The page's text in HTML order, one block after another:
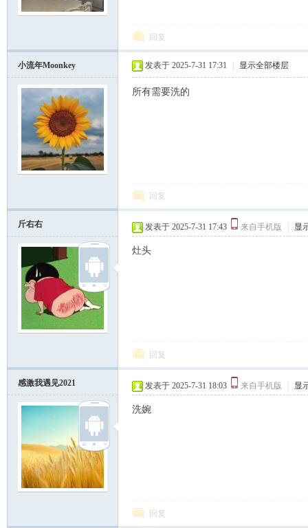
回复
小流年Moonkey 发表于 2025-7-31 17:31 显示全部楼层
所有需要洗的
回复
斤右右 发表于 2025-7-31 17:43 来自手机版 显
灶头
回复
感激我遇见2021 发表于 2025-7-31 18:03 来自手机版 显
洗婉
回复